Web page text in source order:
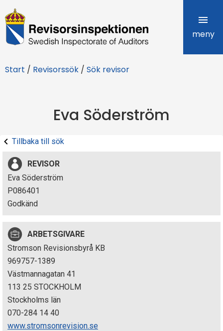
R
e
i
r
s
i
n
p
e
k
t
i
meny
Start / Revisorssök / Sök revisor
Eva Söderström
Tillbaka till sök
REVISOR
Eva Söderström
P086401
Godkänd
ARBETSGIVARE
Stromson Revisionsbyrå KB
969757-1389
Västmannagatan 41
113 25 STOCKHOLM
Stockholms län
070-284 14 40
www.stromsonrevision.se